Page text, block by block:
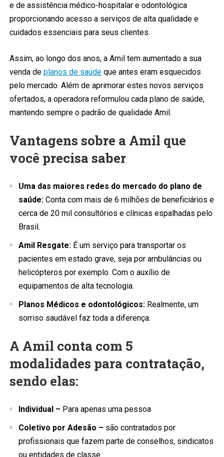
e de assistência médico-hospitalar e odontológica
proporcionando acesso a serviços de alta qualidade e
cuidados essenciais para seus clientes.
Assim, ao longo dos anos, a Amil tem aumentado a sua
venda deplanos de saúde que antes eram esquecidos
pelo mercado. Além de aprimorar estes novos serviços
ofertados, a operadora reformulou cada plano de saúde,
mantendo sempre o padrão de qualidade Amil.
Vantagens sobre a Amil que
você precisa saber
Uma das maiores redes do mercado do plano de
saúde: Conta com mais de 6 milhões de beneficiários e
cerca de 20 mil consultórios e clínicas espalhadas pelo
Brasil.
Amil Resgate: É um serviço para transportar os
pacientes em estado grave, seja por ambulâncias ou
helicópteros por exemplo. Com o auxílio de
equipamentos de alta tecnologia.
Planos Médicos e odontológicos: Realmente, um
sorriso saudável faz toda a diferença.
A Amil conta com 5
modalidades para contratação,
sendo elas:
Individual – Para apenas uma pessoa
Coletivo por Adesão – são contratados por
profissionais que fazem parte de conselhos, sindicatos
ou entidades de classe.